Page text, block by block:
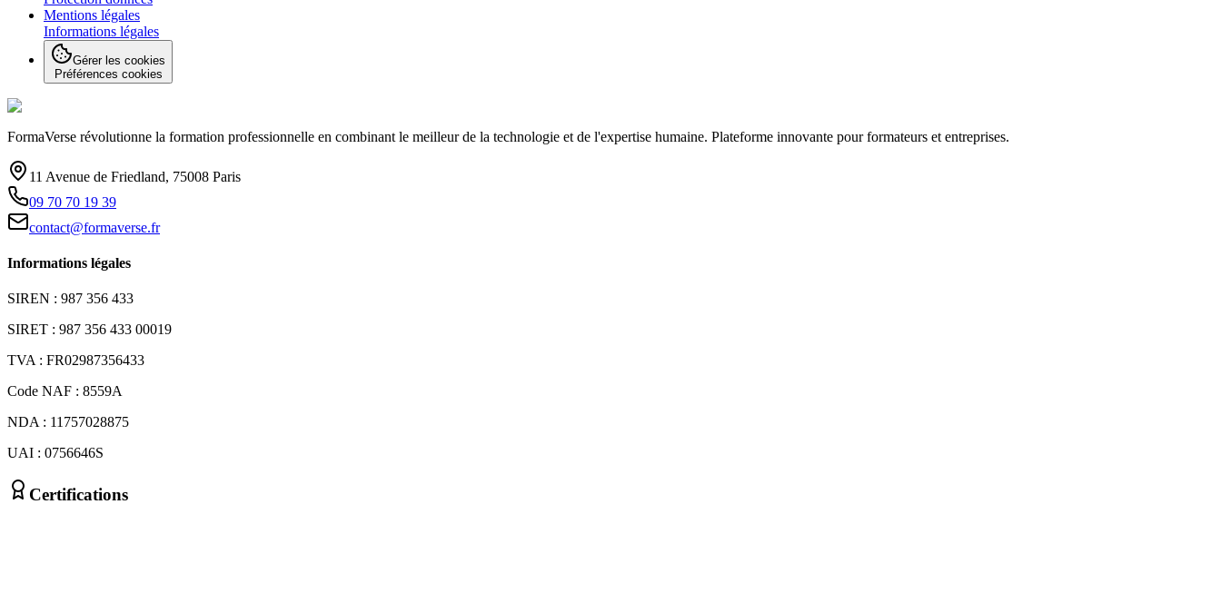
Mentions légales
Informations légales
Gérer les cookies
Préférences cookies
FormaVerse révolutionne la formation professionnelle en combinant le meilleur de la technologie et de l'expertise humaine. Plateforme innovante pour formateurs et entreprises.
11 Avenue de Friedland, 75008 Paris
09 70 70 19 39
contact@formaverse.fr
Informations légales
SIREN : 987 356 433
SIRET : 987 356 433 00019
TVA : FR02987356433
Code NAF : 8559A
NDA : 11757028875
UAI : 0756646S
Certifications